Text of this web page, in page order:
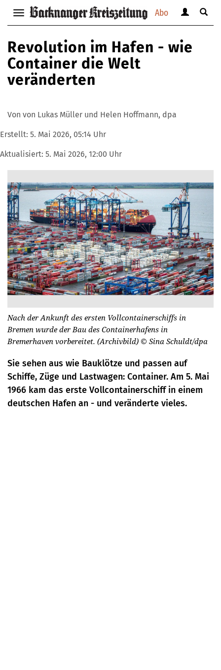
Abo
Navigation
anzeigen
verbergen
anzeigen
verbergen
Suche
Revolution im Hafen - wie
Container die Welt
veränderten
Von von Lukas Müller und Helen Hoffmann, dpa
Erstellt: 5. Mai 2026, 05:14 Uhr
Aktualisiert: 5. Mai 2026, 12:00 Uhr
Nach der Ankunft des ersten Vollcontainerschiffs in
Bremen wurde der Bau des Containerhafens in
Bremerhaven vorbereitet. (Archivbild) © Sina Schuldt/dpa
Sie sehen aus wie Bauklötze und passen auf
Schiffe, Züge und Lastwagen: Container. Am 5. Mai
1966 kam das erste Vollcontainerschiff in einem
deutschen Hafen an - und veränderte vieles.